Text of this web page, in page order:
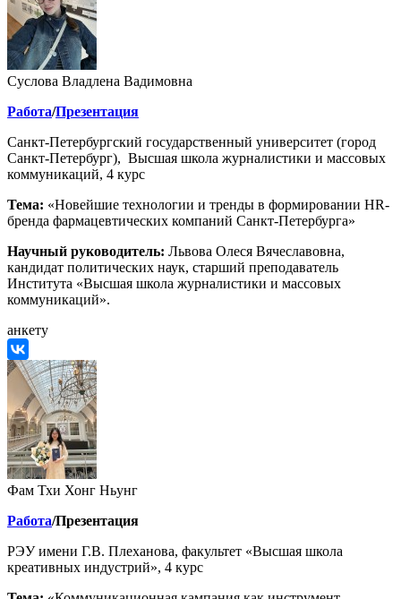
Суслова Владлена Вадимовна
Работа/Презентация
Санкт-Петербургский государственный университет (город
Санкт-Петербург), Высшая школа журналистики и массовых
коммуникаций, 4 курс
Тема: «Новейшие технологии и тренды в формировании HR-
бренда фармацевтических компаний Санкт-Петербурга»
Научный руководитель: Львова Олеся Вячеславовна,
кандидат политических наук, старший преподаватель
Института «Высшая школа журналистики и массовых
коммуникаций».
анкету
Фам Тхи Хонг Ньунг
Работа/Презентация
РЭУ имени Г.В. Плеханова, факультет «Высшая школа
креативных индустрий», 4 курс